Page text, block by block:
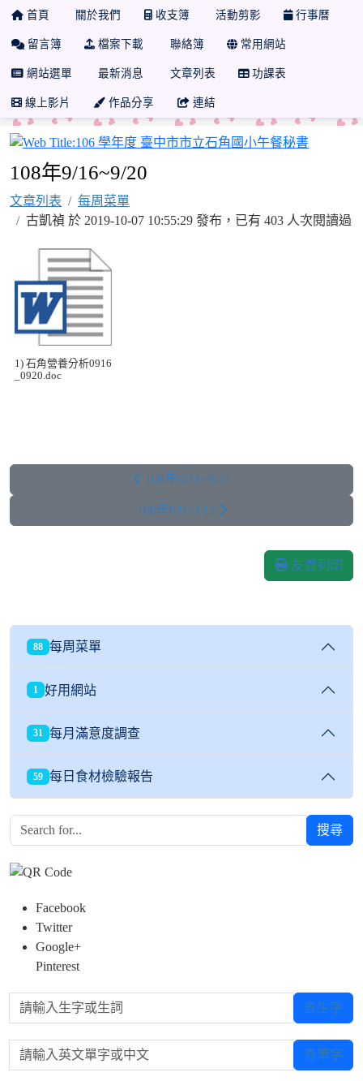
首頁 關於我們 收支簿 活動剪影 行事曆
留言簿 檔案下載 聯絡簿 常用網站
網站選單 最新消息 文章列表 功課表
線上影片 作品分享 連結
106 學年
108年9/16~9/20
文章列表
每周菜單
古凱禎 於 2019-10-07 10:55:29 發布，已有 403 人次閱讀過
1) 石角營養分析0916
_0920.doc
108年9/23~9/27
108年9/9~9/12
友善列印
88 每周菜單
1 好用網站
31 每月滿意度調查
59 每日食材檢驗報告
搜尋
Facebook
Twitter
Google+
Pinterest
請輸入生字或生詞 查生字
請輸入英文單字或中文 查單字